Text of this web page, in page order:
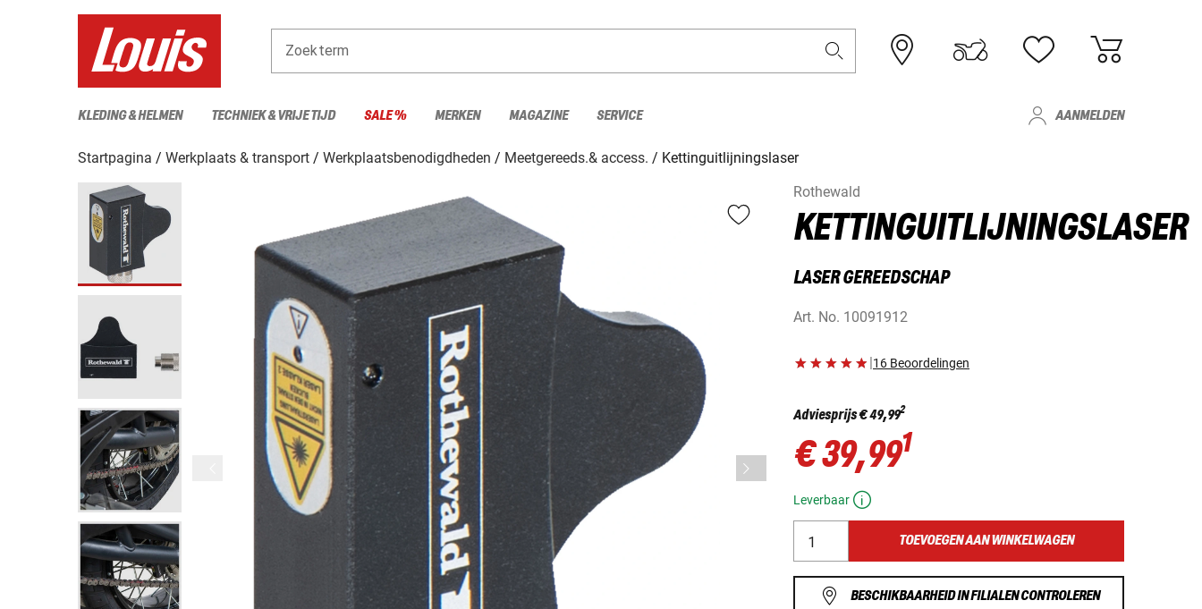
Zoekterm
KLEDING & HELMEN TECHNIEK & VRIJE TIJD SALE % MERKEN MAGAZINE SERVICE AANMELDEN
Startpagina Werkplaats & transport Werkplaatsbenodigdheden Meetgereeds.& access.
Kettinguitlijningslaser
Rothewald
KETTINGUITLIJNINGSLASER
LASER GEREEDSCHAP
Art. No. 10091912
|16 Beoordelingen
Adviesprijs€ 49,992
€ 39,991
Leverbaar
TOEVOEGEN AAN WINKELWAGEN
BESCHIKBAARHEID IN FILIALEN CONTROLEREN